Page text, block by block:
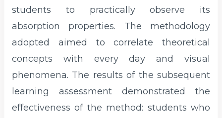
students to practically observe its
absorption properties. The methodology
adopted aimed to correlate theoretical
concepts with every day and visual
phenomena. The results of the subsequent
learning assessment demonstrated the
effectiveness of the method: students who